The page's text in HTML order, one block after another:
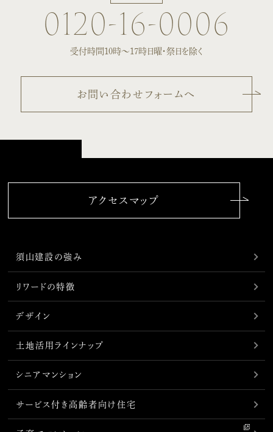
0120-16-0006
受付時間10時〜17時日曜・祭日を除く
お問い合わせフォームへ
アクセスマップ
須山建設の強み
リワードの特徴
デザイン
土地活用ラインナップ
シニアマンション
サービス付き高齢者向け住宅